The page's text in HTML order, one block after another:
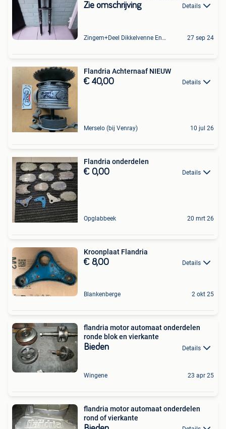
Zie omschrijving Details
Zingem+Deel Dikkelvenne En Nederzwalm-Hermelgem 27 sep 24
Flandria Achternaaf NIEUW
€ 40,00 Details
Merselo (bij Venray) 10 jul 26
Flandria onderdelen
€ 0,00 Details
Opglabbeek 20 mrt 26
Kroonplaat Flandria
€ 8,00 Details
Blankenberge 2 okt 25
flandria motor automaat onderdelen
ronde blok en vierkante
Bieden Details
Wingene 23 apr 25
flandria motor automaat onderdelen
rond of vierkante